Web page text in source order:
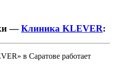
—Клиника KLEVER:
в Саратове работает